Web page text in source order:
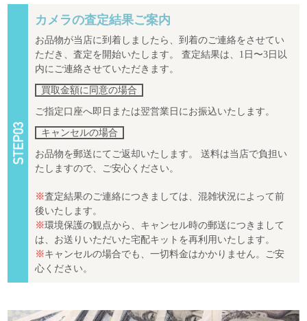
カメラの査定結果ご案内
お品物が当店に到着しましたら、到着のご連絡をさせてい
ただき、査定を開始いたします。 査定結果は、1日〜3日以
内にご連絡させていただきます。
買取金額に同意の場合
ご指定口座へ即日または翌営業日にお振込いたします。
キャンセルの場合
お品物を郵送にてご返却いたします。 送料は当店で負担い
たしますので、ご安心ください。
※査定結果のご連絡につきましては、混雑状況によって前
後いたします。
※環境保護の観点から、キャンセル時の郵送につきまして
は、お送りいただいた宅配キットを再利用いたします。
※キャンセルの場合でも、一切料金はかかりません。ご安
心ください。